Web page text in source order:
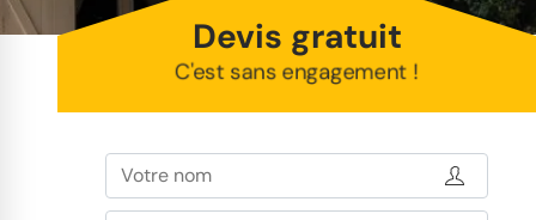
Devis gratuit
C'est sans engagement !